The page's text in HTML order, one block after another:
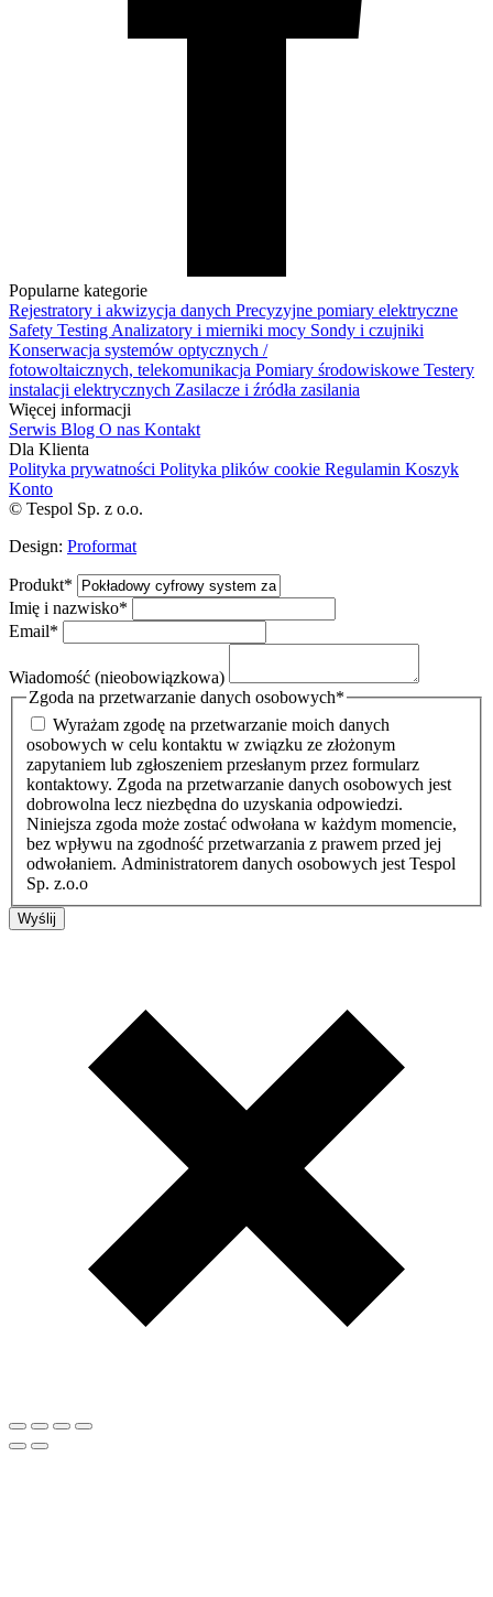
Popularne kategorie
Rejestratory i akwizycja danych Precyzyjne pomiary elektryczne
Safety Testing Analizatory i mierniki mocy Sondy i czujniki
Konserwacja systemów optycznych /
fotowoltaicznych, telekomunikacja Pomiary środowiskowe Testery
instalacji elektrycznych Zasilacze i źródła zasilania
Więcej informacji
Serwis Blog O nas Kontakt
Dla Klienta
Polityka prywatności Polityka plików cookie Regulamin Koszyk
Konto
© Tespol Sp. z o.o.
Design: Proformat
Produkt*
Imię i nazwisko*
Email*
Wiadomość (nieobowiązkowa)
Zgoda na przetwarzanie danych osobowych*
Wyrażam zgodę na przetwarzanie moich danych
osobowych w celu kontaktu w związku ze złożonym
zapytaniem lub zgłoszeniem przesłanym przez formularz
kontaktowy. Zgoda na przetwarzanie danych osobowych jest
dobrowolna lecz niezbędna do uzyskania odpowiedzi.
Niniejsza zgoda może zostać odwołana w każdym momencie,
bez wpływu na zgodność przetwarzania z prawem przed jej
odwołaniem. Administratorem danych osobowych jest Tespol
Sp. z.o.o
Wyślij